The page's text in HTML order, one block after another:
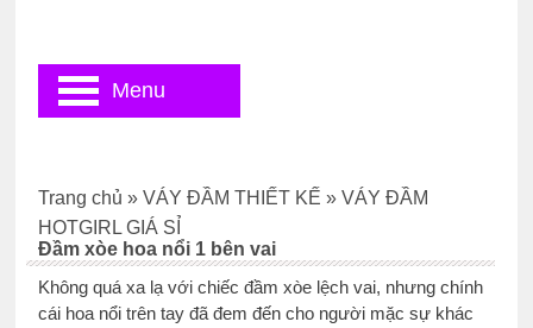
Đầm xòe hoa nổi 1 bên vai
Không quá xa lạ với chiếc đầm xòe lệch vai, nhưng chính
cái hoa nổi trên tay đã đem đến cho người mặc sự khác
Trang chủ » VÁY ĐẦM THIẾT KẾ » VÁY ĐẦM
HOTGIRL GIÁ SỈ
Menu